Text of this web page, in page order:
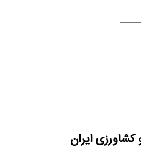
کشاورزی ایران